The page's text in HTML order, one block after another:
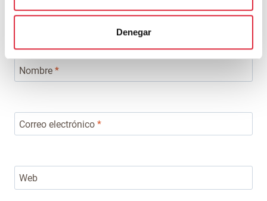
Denegar
Nombre *
Correo electrónico *
Web